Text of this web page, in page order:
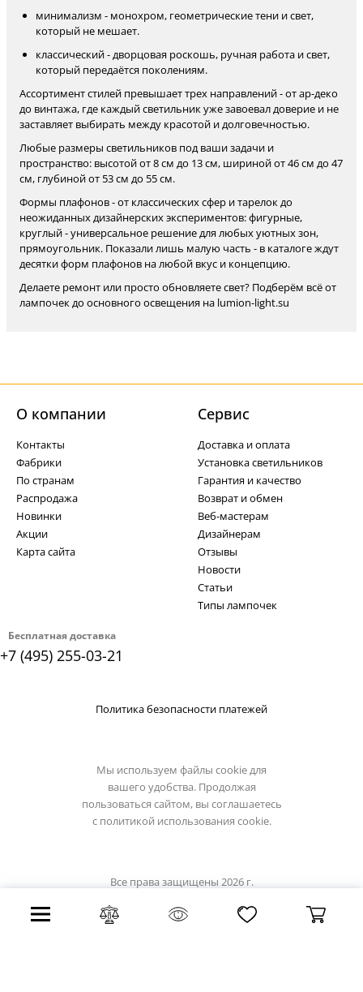
минимализм - монохром, геометрические тени и свет,
который не мешает.
классический - дворцовая роскошь, ручная работа и свет,
который передаётся поколениям.
Ассортимент стилей превышает трех направлений - от ар-деко
до винтажа, где каждый светильник уже завоевал доверие и не
заставляет выбирать между красотой и долговечностью.
Любые размеры светильников под ваши задачи и
пространство: высотой от 8 см до 13 см, шириной от 46 см до 47
см, глубиной от 53 см до 55 см.
Формы плафонов - от классических сфер и тарелок до
неожиданных дизайнерских экспериментов: фигурные,
круглый - универсальное решение для любых уютных зон,
прямоугольник. Показали лишь малую часть - в каталоге ждут
десятки форм плафонов на любой вкус и концепцию.
Делаете ремонт или просто обновляете свет? Подберём всё от
лампочек до основного освещения на lumion-light.su
Бесплатная доставка
+7 (495) 255-03-21
О компании
Контакты
Фабрики
По странам
Распродажа
Новинки
Акции
Карта сайта
Cервис
Доставка и оплата
Установка светильников
Гарантия и качество
Возврат и обмен
Веб-мастерам
Дизайнерам
Отзывы
Новости
Статьи
Типы лампочек
Политика безопасности платежей
Мы используем файлы cookie для
вашего удобства. Продолжая
пользоваться сайтом, вы соглашаетесь
с политикой использования cookie.
Все права защищены 2026 г.